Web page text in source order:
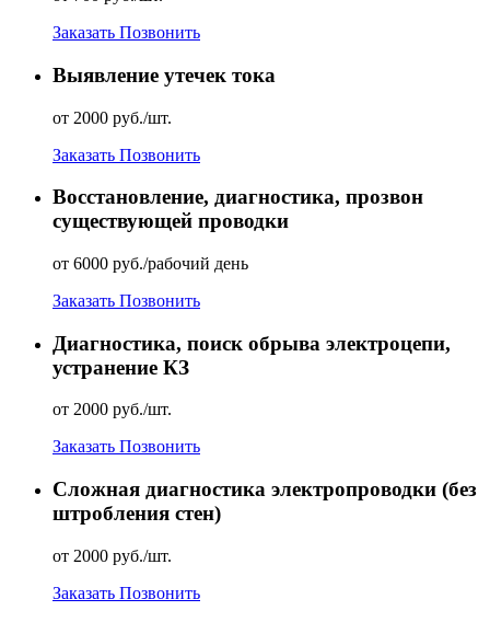
Заказать Позвонить
Выявление утечек тока
от 2000 руб./шт.
Заказать Позвонить
Восстановление, диагностика, прозвон
существующей проводки
от 6000 руб./рабочий день
Заказать Позвонить
Диагностика, поиск обрыва электроцепи,
устранение КЗ
от 2000 руб./шт.
Заказать Позвонить
Сложная диагностика электропроводки (без
штробления стен)
от 2000 руб./шт.
Заказать Позвонить